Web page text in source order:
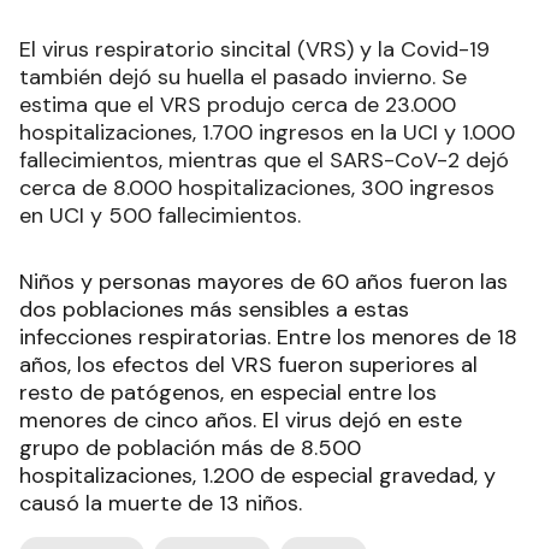
El virus respiratorio sincital (VRS) y la Covid-19
también dejó su huella el pasado invierno. Se
estima que el VRS produjo cerca de 23.000
hospitalizaciones, 1.700 ingresos en la UCI y 1.000
fallecimientos, mientras que el SARS-CoV-2 dejó
cerca de 8.000 hospitalizaciones, 300 ingresos
en UCI y 500 fallecimientos.
Niños y personas mayores de 60 años fueron las
dos poblaciones más sensibles a estas
infecciones respiratorias. Entre los menores de 18
años, los efectos del VRS fueron superiores al
resto de patógenos, en especial entre los
menores de cinco años. El virus dejó en este
grupo de población más de 8.500
hospitalizaciones, 1.200 de especial gravedad, y
causó la muerte de 13 niños.